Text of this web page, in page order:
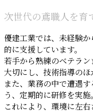
次世代の鳶職人を育
優建工業では、未経験
的に支援しています。
若手から熟練のベテラ
大切にし、技術指導のほ
また、業務の中で遭遇
う、定期的に研修を実施
これにより、環境に左